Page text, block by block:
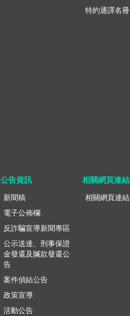
特約通譯名冊
公告資訊
新聞稿
電子公佈欄
反詐騙宣導新聞專區
公示送達、刑事保證
金發還及贓款發還公
告
案件偵結公告
政策宣導
活動公告
相關網頁連結
相關網頁連結